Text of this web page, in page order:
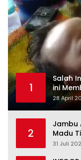
1
Salah
ini
28 April
2
Jambu
Madu
31 Juli